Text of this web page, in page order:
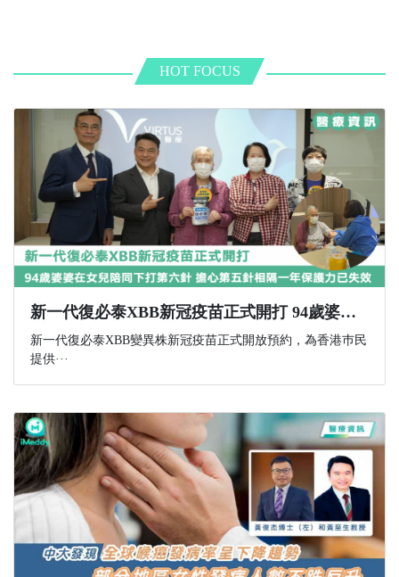
HOT FOCUS
新一代復必泰XBB新冠疫苗正式開打 94歲婆婆在女兒陪同下打第六針 擔心第五針相隔一年保護力已失效
新一代復必泰XBB變異株新冠疫苗正式開放預約，為香港巿民
提供···